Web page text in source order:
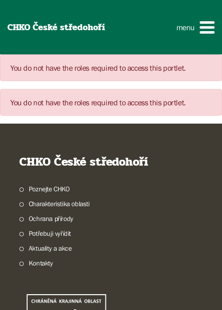
CHKO České středohoří menu
You do not have the roles required to access this portlet.
You do not have the roles required to access this portlet.
CHKO České středohoří
Poznejte CHKO
Charakteristika oblasti
Ochrana přírody
Potřebuji vyřídit
Aktuality a akce
Kontakty